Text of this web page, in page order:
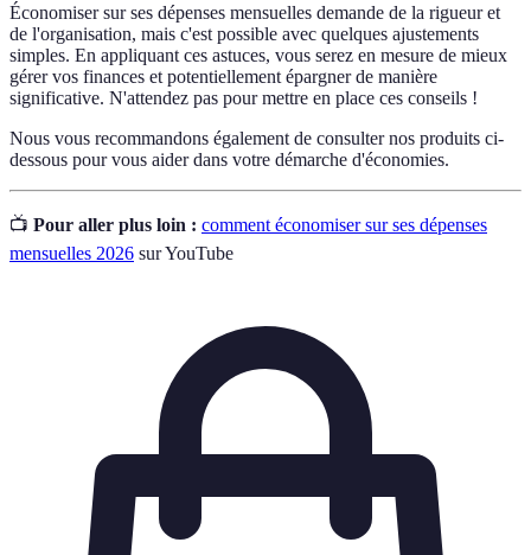
Économiser sur ses dépenses mensuelles demande de la rigueur et
de l'organisation, mais c'est possible avec quelques ajustements
simples. En appliquant ces astuces, vous serez en mesure de mieux
gérer vos finances et potentiellement épargner de manière
significative. N'attendez pas pour mettre en place ces conseils !
Nous vous recommandons également de consulter nos produits ci-
dessous pour vous aider dans votre démarche d'économies.
📺 Pour aller plus loin : comment économiser sur ses dépenses
mensuelles 2026 sur YouTube